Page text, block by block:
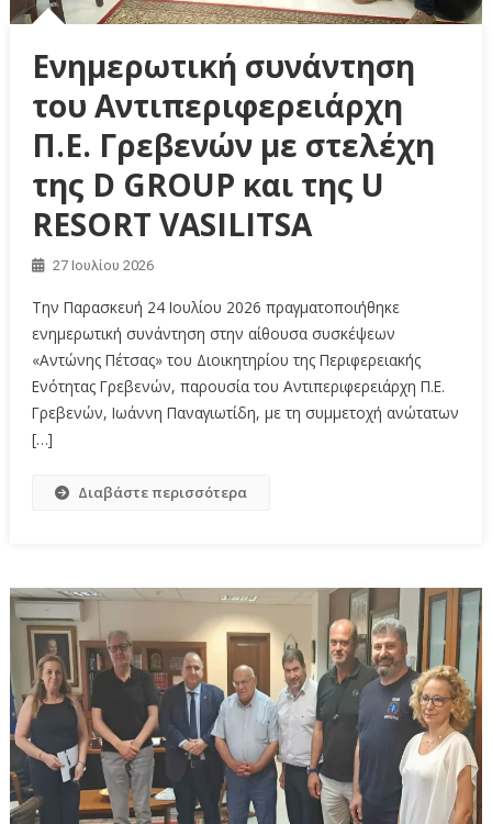
Ενημερωτική συνάντηση
του Αντιπεριφερειάρχη
Π.Ε. Γρεβενών με στελέχη
της D GROUP και της U
RESORT VASILITSA
27 Ιουλίου 2026
Την Παρασκευή 24 Ιουλίου 2026 πραγματοποιήθηκε
ενημερωτική συνάντηση στην αίθουσα συσκέψεων
«Αντώνης Πέτσας» του Διοικητηρίου της Περιφερειακής
Ενότητας Γρεβενών, παρουσία του Αντιπεριφερειάρχη Π.Ε.
Γρεβενών, Ιωάννη Παναγιωτίδη, με τη συμμετοχή ανώτατων
[…]
Διαβάστε περισσότερα